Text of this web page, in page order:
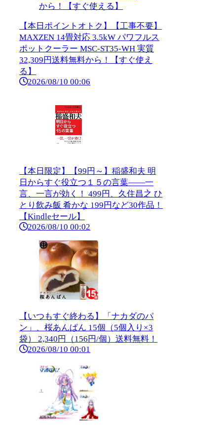
【本日ポイントオトク】【工事不要】
MAXZEN 14畳対応 3.5kW パワフルス
ポットクーラー MSC-ST35-WH 実質
32,309円送料無料から！【すぐ使え
る】
2026/08/10 00:06
【本日限定】【99円～】稲盛和夫 明
日からすぐ役立つ１５の言葉――一
言、一言が効く！ 499円、久住昌之 ひ
とり飲み飯 肴かな 199円など30作品！
【Kindleセール】
2026/08/10 00:02
【いつもすぐ終わる】「ナカダのパ
ン」、桜あんぱん 15個（5個入り×3
袋） 2,340円（156円/個）送料無料！
2026/08/10 00:01